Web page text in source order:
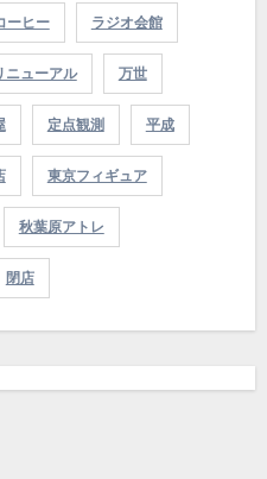
ーヒー ラジオ会館
ニューアル 万世
定点観測 平成
東京フィギュア
秋葉原アトレ
閉店